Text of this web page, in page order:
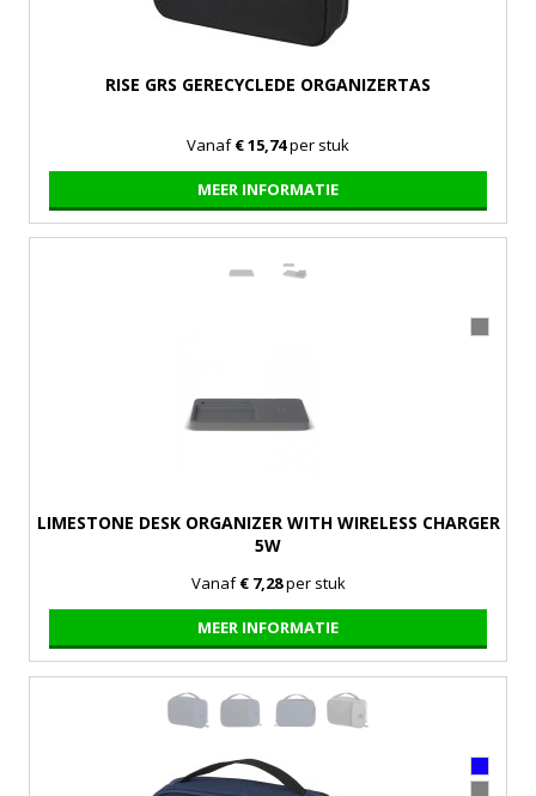
RISE GRS GERECYCLEDE ORGANIZERTAS
Vanaf€ 15,74per stuk
MEER INFORMATIE
LIMESTONE DESK ORGANIZER WITH WIRELESS CHARGER
5W
Vanaf€ 7,28per stuk
MEER INFORMATIE